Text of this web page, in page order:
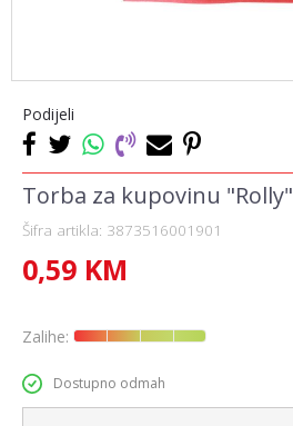
Podijeli
Torba za kupovinu "Rolly"
Šifra artikla: 3873516001901
0,59 KM
Zalihe:
Dostupno odmah